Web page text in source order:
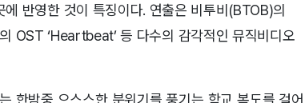
반영한 것이 특징이다. 연출은 비투비(BTOB)의
의 OST ‘Heartbeat’ 등 다수의 감각적인 뮤직비디오
한밤중 으스스한 분위기를 풍기는 학교 복도를 걸어